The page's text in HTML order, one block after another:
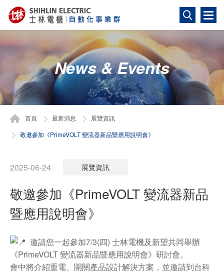
搜尋
News & Events
首頁 最新消息
展覽資訊
敬邀參加《PrimeVOLT 變流器新品暨應用說明會》
2025-06-24 展覽資訊
敬邀參加《PrimeVOLT 變流器新品
暨應用說明會》
邀請您一起參加7/3(四) 士林電機及新望共同舉辦
《PrimeVOLT 變流器新品暨應用說明會》研討會。
會中將介紹重電、開關產品設計解決方案，並邀請到台科